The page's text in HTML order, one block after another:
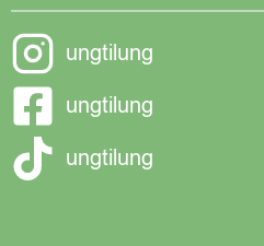
ungtilung
ungtilung
ungtilung